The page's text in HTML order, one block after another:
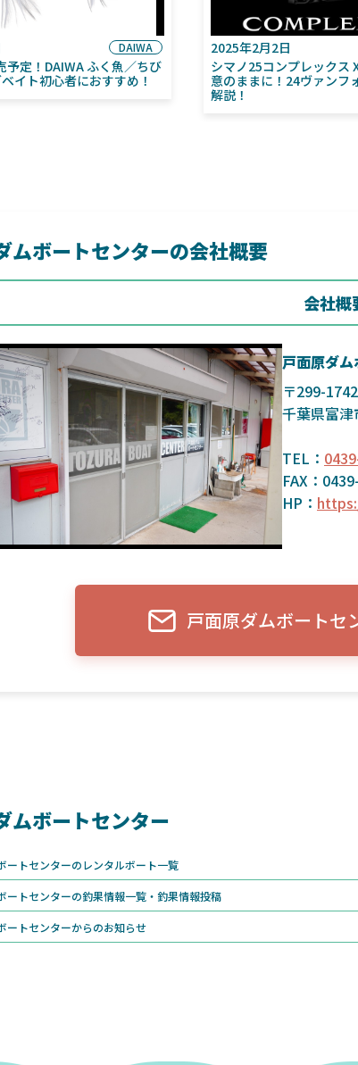
DAIWA
予定！DAIWA ふく魚／ちび
イト初心者におすすめ！
2025年2月2日
シマノ25コンプレックス
意のままに！24ヴァンフ
解説！
ムボートセンターの会社概要
会社概
戸面原ダ
〒299-1742
千葉県富津
TEL：
FAX：
HP：
戸面原ダムボートセ
ムボートセンター
ートセンターのレンタルボート一覧
ートセンターの釣果情報一覧・釣果情報投稿
ートセンターからのお知らせ